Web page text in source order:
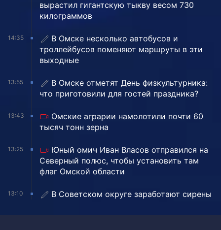
вырастил гигантскую тыкву весом 730
килограммов
14:35
В Омске несколько автобусов и
троллейбусов поменяют маршруты в эти
выходные
13:55
В Омске отметят День физкультурника:
что приготовили для гостей праздника?
13:43
Омские аграрии намолотили почти 60
тысяч тонн зерна
13:25
Юный омич Иван Власов отправился на
Северный полюс, чтобы установить там
флаг Омской области
13:10 В Советском округе заработают сирены